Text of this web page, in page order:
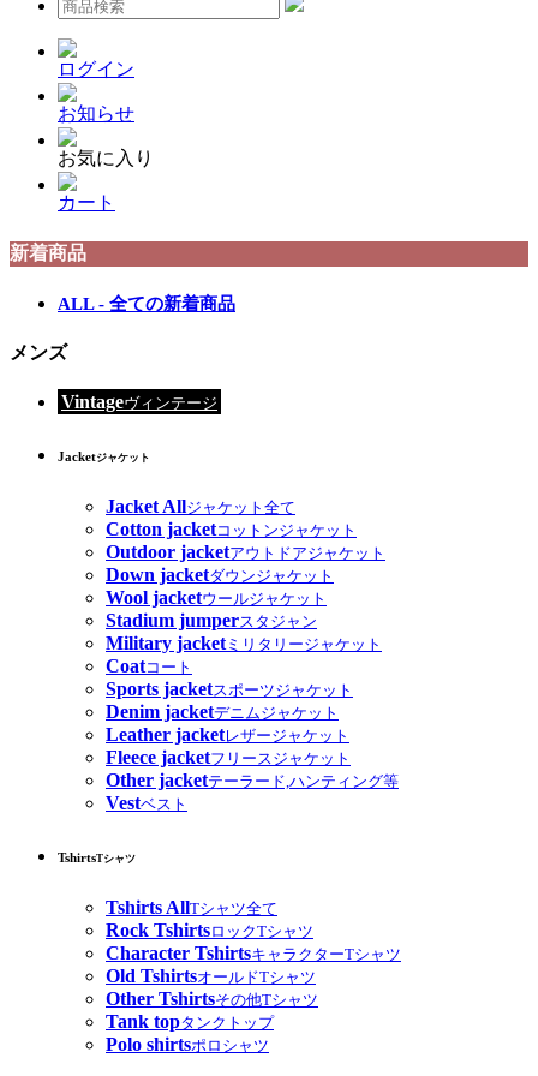
ログイン
お知らせ
お気に入り
カート
新着商品
ALL - 全ての新着商品
メンズ
Vintageヴィンテージ
Jacketジャケット
Jacket Allジャケット全て
Cotton jacketコットンジャケット
Outdoor jacketアウトドアジャケット
Down jacketダウンジャケット
Wool jacketウールジャケット
Stadium jumperスタジャン
Military jacketミリタリージャケット
Coatコート
Sports jacketスポーツジャケット
Denim jacketデニムジャケット
Leather jacketレザージャケット
Fleece jacketフリースジャケット
Other jacketテーラード,ハンティング等
Vestベスト
TshirtsTシャツ
Tshirts AllTシャツ全て
Rock TshirtsロックTシャツ
Character TshirtsキャラクターTシャツ
Old TshirtsオールドTシャツ
Other Tshirtsその他Tシャツ
Tank topタンクトップ
Polo shirtsポロシャツ